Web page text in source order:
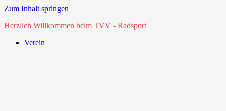
Zum Inhalt springen
Herzlich Willkommen beim TVV - Radsport
Verein